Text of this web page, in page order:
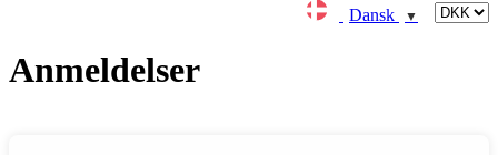
Dansk
▼
Anmeldelser